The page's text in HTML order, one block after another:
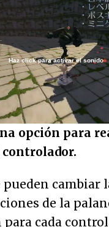
Unmute /
Loaded:
100.00%
Haz click para activar el sonido
opción para
pueden cambiar
de la
para cada